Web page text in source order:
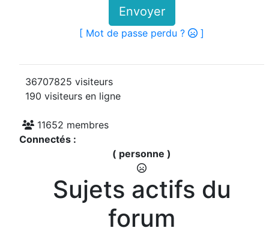
Envoyer
[ Mot de passe perdu ? ]
36707825 visiteurs
190 visiteurs en ligne
11652 membres
Connectés :
( personne )
Sujets actifs du
forum